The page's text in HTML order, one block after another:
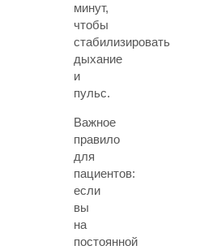
минут,
чтобы
стабилизировать
дыхание
и
пульс.
Важное
правило
для
пациентов:
если
вы
на
постоянной